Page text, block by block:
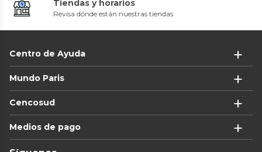
Tiendas y horarios
Revisa dónde están nuestras tiendas
Centro de Ayuda
Mundo Paris
Cencosud
Medios de pago